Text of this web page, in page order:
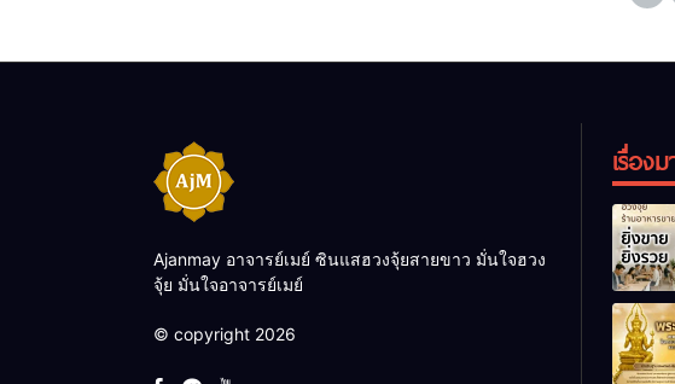
Ajanmay อาจารย์เมย์ ซินแสฮวงจุ้ยสายขาว มั่นใจฮวง
จุ้ย มั่นใจอาจารย์เมย์
© copyright 2026
เรื่อง